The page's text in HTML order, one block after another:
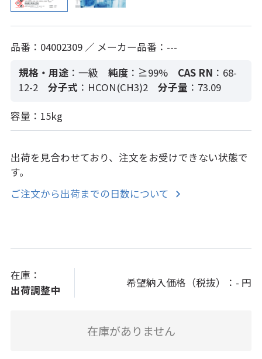
品番：04002309 ／ メーカー品番：---
規格・用途 ：一級 純度：≧99% CAS RN ：68-
12-2
分子式 ：HCON(CH3)2 分子量 ：73.09
容量：15kg
出荷を見合わせており、注文をお受けできない状態で
す。
ご注文から出荷までの日数について
在庫：
出荷調整中
希望納入価格（税抜）： - 円
在庫がありません